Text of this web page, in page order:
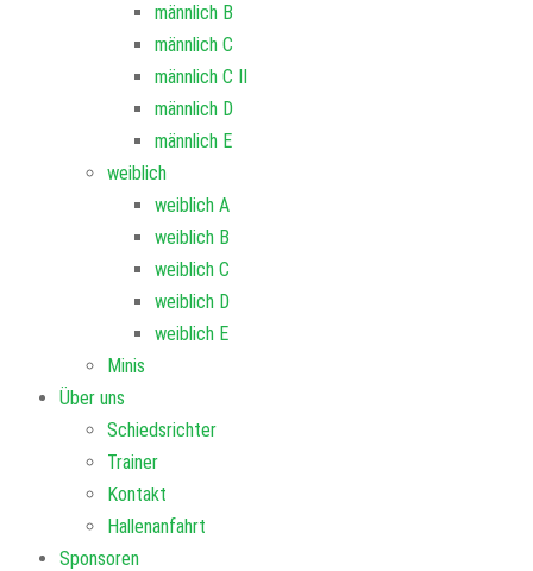
männlich B
männlich C
männlich C II
männlich D
männlich E
weiblich
weiblich A
weiblich B
weiblich C
weiblich D
weiblich E
Minis
Über uns
Schiedsrichter
Trainer
Kontakt
Hallenanfahrt
Sponsoren